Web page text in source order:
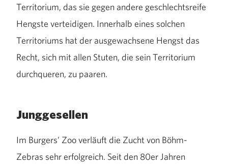
Territorium, das sie gegen andere geschlechtsreife
Hengste verteidigen. Innerhalb eines solchen
Territoriums hat der ausgewachsene Hengst das
Recht, sich mit allen Stuten, die sein Territorium
durchqueren, zu paaren.
Junggesellen
Im Burgers’ Zoo verläuft die Zucht von Böhm-
Zebras sehr erfolgreich. Seit den 80er Jahren